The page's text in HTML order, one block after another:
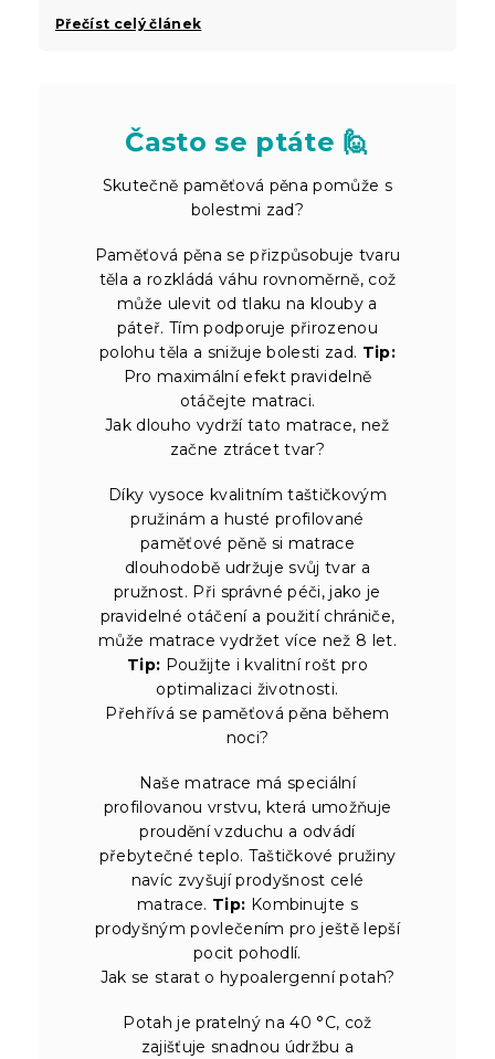
Přečíst celý článek
Často se ptáte 🙋
Skutečně paměťová pěna pomůže s
bolestmi zad?
Paměťová pěna se přizpůsobuje tvaru
těla a rozkládá váhu rovnoměrně, což
může ulevit od tlaku na klouby a
páteř. Tím podporuje přirozenou
polohu těla a snižuje bolesti zad. Tip:
Pro maximální efekt pravidelně
otáčejte matraci.
Jak dlouho vydrží tato matrace, než
začne ztrácet tvar?
Díky vysoce kvalitním taštičkovým
pružinám a husté profilované
paměťové pěně si matrace
dlouhodobě udržuje svůj tvar a
pružnost. Při správné péči, jako je
pravidelné otáčení a použití chrániče,
může matrace vydržet více než 8 let.
Tip: Použijte i kvalitní rošt pro
optimalizaci životnosti.
Přehřívá se paměťová pěna během
noci?
Naše matrace má speciální
profilovanou vrstvu, která umožňuje
proudění vzduchu a odvádí
přebytečné teplo. Taštičkové pružiny
navíc zvyšují prodyšnost celé
matrace. Tip: Kombinujte s
prodyšným povlečením pro ještě lepší
pocit pohodlí.
Jak se starat o hypoalergenní potah?
Potah je pratelný na 40 °C, což
zajišťuje snadnou údržbu a